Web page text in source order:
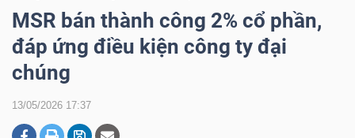
MSR bán thành công 2% cổ phần,
đáp ứng điều kiện công ty đại
chúng
13/05/2026 17:37
CHỨNG
KHOÁN